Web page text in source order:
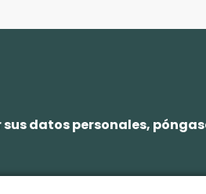
datos personales,